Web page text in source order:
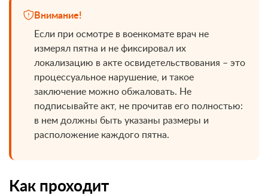
Внимание!
Если при осмотре в военкомате врач не
измерял пятна и не фиксировал их
локализацию в акте освидетельствования – это
процессуальное нарушение, и такое
заключение можно обжаловать. Не
подписывайте акт, не прочитав его полностью:
в нем должны быть указаны размеры и
расположение каждого пятна.
Как проходит